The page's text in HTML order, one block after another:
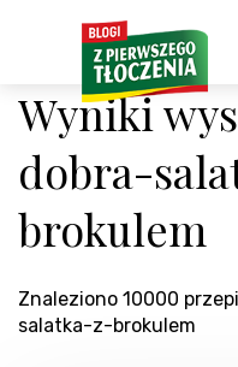
Wyniki
dobra-
brokulem
Znaleziono 10000
salatka-z-brokulem